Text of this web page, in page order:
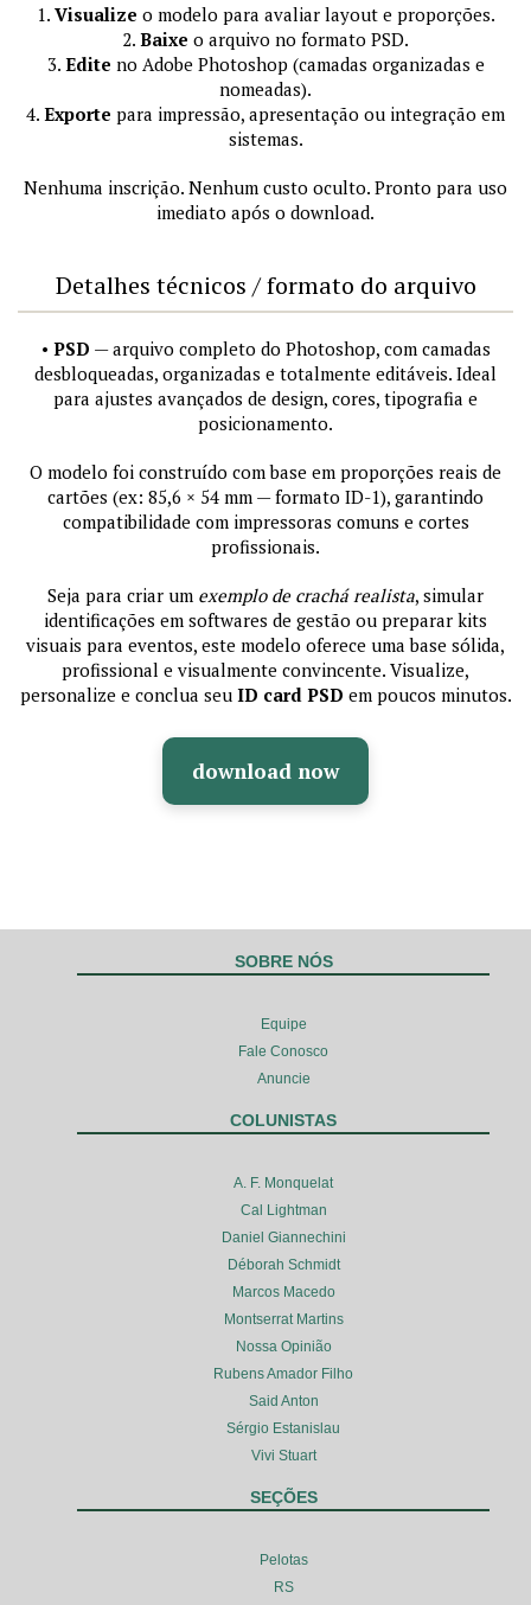
1. Visualize o modelo para avaliar layout e proporções.
2. Baixe o arquivo no formato PSD.
3. Edite no Adobe Photoshop (camadas organizadas e
nomeadas).
4. Exporte para impressão, apresentação ou integração em
sistemas.
Nenhuma inscrição. Nenhum custo oculto. Pronto para uso
imediato após o download.
Detalhes técnicos / formato do arquivo
• PSD — arquivo completo do Photoshop, com camadas
desbloqueadas, organizadas e totalmente editáveis. Ideal
para ajustes avançados de design, cores, tipografia e
posicionamento.
O modelo foi construído com base em proporções reais de
cartões (ex: 85,6 × 54 mm — formato ID-1), garantindo
compatibilidade com impressoras comuns e cortes
profissionais.
Seja para criar um exemplo de crachá realista, simular
identificações em softwares de gestão ou preparar kits
visuais para eventos, este modelo oferece uma base sólida,
profissional e visualmente convincente. Visualize,
personalize e conclua seu ID card PSD em poucos minutos.
download now
SOBRE NÓS
Equipe
Fale Conosco
Anuncie
COLUNISTAS
A. F. Monquelat
Cal Lightman
Daniel Giannechini
Déborah Schmidt
Marcos Macedo
Montserrat Martins
Nossa Opinião
Rubens Amador Filho
Said Anton
Sérgio Estanislau
Vivi Stuart
SEÇÕES
Pelotas
RS